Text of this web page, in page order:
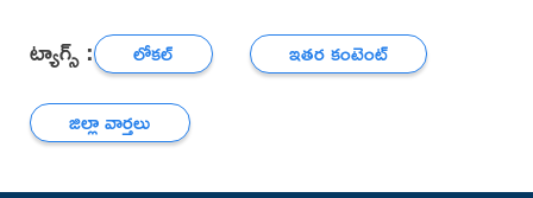
ట్యాగ్స్ : లోకల్
ఇతర కంటెంట్
జిల్లా వార్తలు